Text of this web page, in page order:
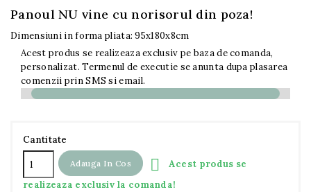
Panoul NU vine cu norisorul din poza!
Dimensiuni in forma pliata: 95x180x8cm
Acest produs se realizeaza exclusiv pe baza de comanda,
personalizat. Termenul de executie se anunta dupa plasarea
comenzii prin SMS si email.
Cantitate
Adauga In Cos 
Acest produs se
realizeaza exclusiv la comanda!